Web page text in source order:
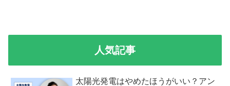
人気記事
太陽光発電はやめたほうがいい？アン